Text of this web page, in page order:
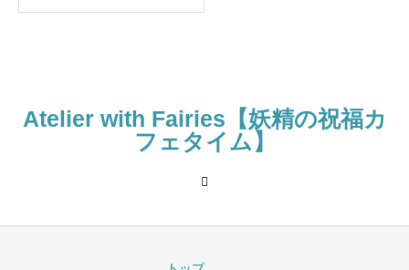
Atelier with Fairies【妖精の祝福カ
フェタイム】